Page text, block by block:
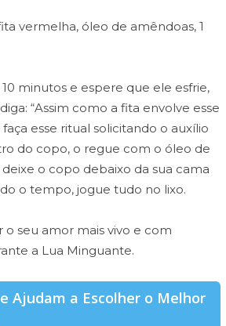
vermelha, óleo de amêndoas, 1
minutos e espere que ele esfrie,
“Assim como a fita envolve esse
esse ritual solicitando o auxílio
do copo, o regue com o óleo de
o copo debaixo da sua cama
o tempo, jogue tudo no lixo.
seu amor mais vivo e com
a Lua Minguante.
Ajudam a Escolher o Melhor